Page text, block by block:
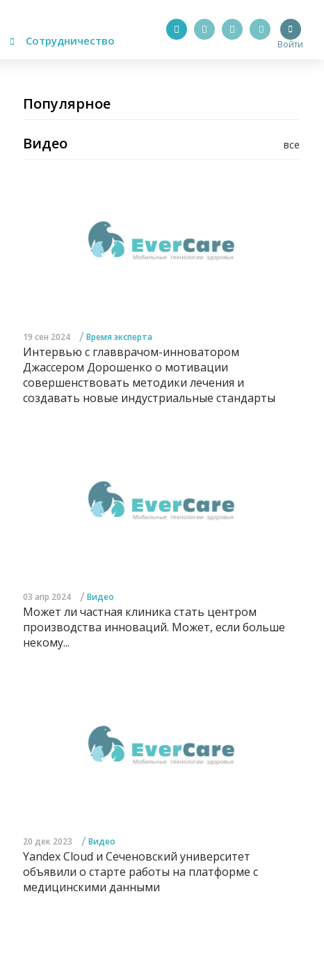
Сотрудничество Войти
Популярное
все
Видео
19 сен 2024 / Время эксперта
Интервью с главврачом-инноватором
Джассером Дорошенко о мотивации
совершенствовать методики лечения и
создавать новые индустриальные стандарты
03 апр 2024 / Видео
Может ли частная клиника стать центром
производства инноваций. Может, если больше
некому...
20 дек 2023 / Видео
Yandex Cloud и Сеченовский университет
объявили о старте работы на платформе с
медицинскими данными